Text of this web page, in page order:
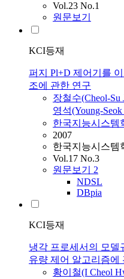
Vol.23 No.1
원문보기
KCI등재
퍼지 Pl+D 제어기를
조에 관한 연구
장철수(Cheol-Su
영석(Young-
한국지능시스템
2007
한국지능시스템
Vol.17 No.3
원문보기 2
NDSL
DBpia
KCI등재
냉각 프로세서의 모델
유량 제어 알고리즘에
황이철(I Cheol